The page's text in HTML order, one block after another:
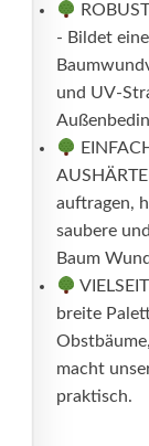
- Bildet
und UV-
auftragen,
saubere
Baum
breite
macht
praktisch.